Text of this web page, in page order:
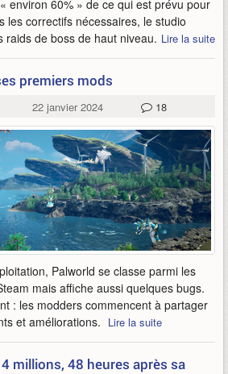
environ 60% » de ce qui est prévu pour
les correctifs nécessaires, le studio
raids de boss de haut niveau. Lire la suite
premiers mods
22 janvier 2024 18
Palworld se classe parmi les
mais affiche aussi quelques bugs.
: les modders commencent à partager
et améliorations. Lire la suite
millions, 48 heures après sa